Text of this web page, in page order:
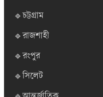
🔹চট্টগ্রাম
🔹রাজশাহী
🔹রংপুর
🔹সিলেট